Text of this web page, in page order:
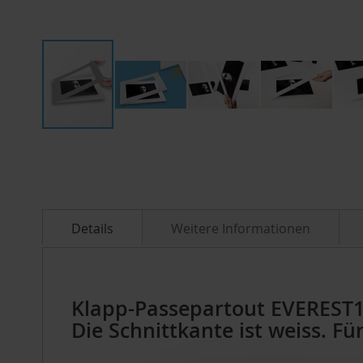
Details
Klapp-Passepartout
Die Schnittkante ist weiss.
Weitere Informationen